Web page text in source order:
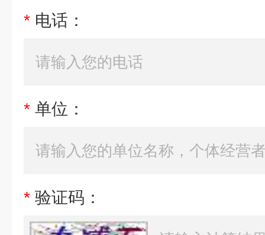
* 电话：
* 单位：
* 验证码：